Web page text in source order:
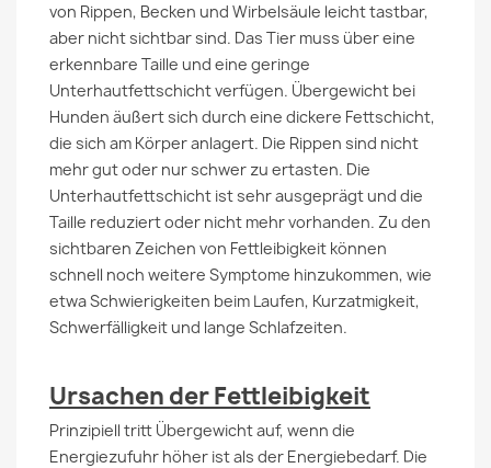
von Rippen, Becken und Wirbelsäule leicht tastbar,
aber nicht sichtbar sind. Das Tier muss über eine
erkennbare Taille und eine geringe
Unterhautfettschicht verfügen. Übergewicht bei
Hunden äußert sich durch eine dickere Fettschicht,
die sich am Körper anlagert. Die Rippen sind nicht
mehr gut oder nur schwer zu ertasten. Die
Unterhautfettschicht ist sehr ausgeprägt und die
Taille reduziert oder nicht mehr vorhanden. Zu den
sichtbaren Zeichen von Fettleibigkeit können
schnell noch weitere Symptome hinzukommen, wie
etwa Schwierigkeiten beim Laufen, Kurzatmigkeit,
Schwerfälligkeit und lange Schlafzeiten.
Ursachen der Fettleibigkeit
Prinzipiell tritt Übergewicht auf, wenn die
Energiezufuhr höher ist als der Energiebedarf. Die